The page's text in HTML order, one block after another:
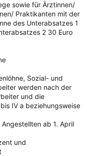
sowie für Ärztinnen/
Praktikanten mit der
des Unterabsatzes 1
2 30 Euro
Sozial- und
werden nach der
und die
IV a beziehungsweise
ab 1. April
und